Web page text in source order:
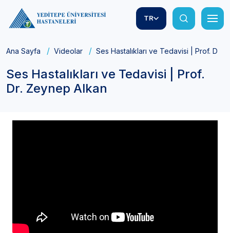
TR
Ana Sayfa Videolar Ses Hastalıkları ve Tedavisi | Prof. Dr.
Ses Hastalıkları ve Tedavisi | Prof.
Dr. Zeynep Alkan